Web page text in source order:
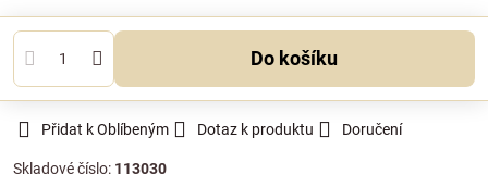
Do košíku
Přidat k Oblíbeným Dotaz k produktu Doručení
Skladové číslo: 113030